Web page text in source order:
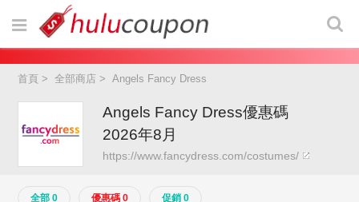
首頁 >全部商店 >Angels Fancy Dress
Angels Fancy Dress優惠碼
2026年8月
https://www.fancydress.com/costumes/
全部 0 優惠碼 0 促銷 0